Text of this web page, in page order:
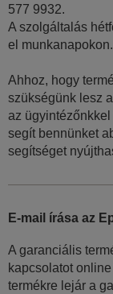
577 9932.
A szolgáltalás
el munkanapokon.
Ahhoz, hogy
szükségünk lesz
az
segít bennünket
segítséget
E-mail írása az
A garanciális
kapcsolatot
termékre lejár a